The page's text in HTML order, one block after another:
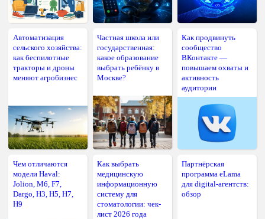
Автоматизация
сельского хозяйства:
как беспилотные
тракторы и дроны
меняют агробизнес
Частная школа или
государственная:
какое образование
выбрать ребёнку в
Москве?
Как продвинуть
сообщество
ВКонтакте —
повышаем охваты и
активность
аудитории
Чем отличаются
модели Haval:
Jolion, M6, F7,
Dargo, H3, H5, H7,
H9
Как выбрать
медицинскую
информационную
систему для
стоматологии: чек-
лист 2026 года
Партнёрская
программа eLama
для digital-агентств:
обзор